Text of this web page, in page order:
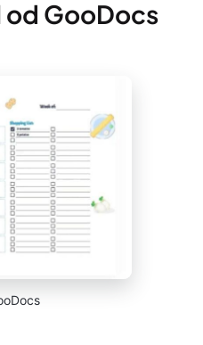
GooDocs